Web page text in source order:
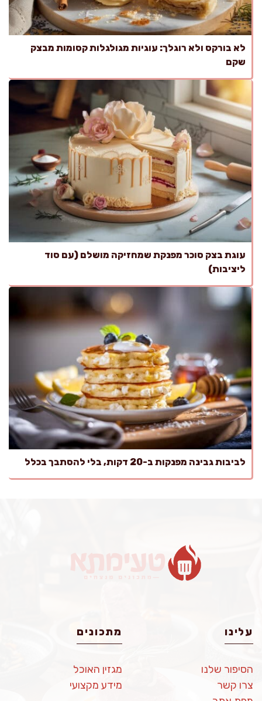
לא בורקס ולא רוגלך: עוגיות מגולגלות קסומות מבצק
שקם
עוגת בצק סוכר מפנקת שמחזיקה מושלם (עם סוד
ליציבות)
לביבות גבינה מפנקות ב-20 דקות, בלי להסתבך בכלל
עלינו
הסיפור שלנו
צרו קשר
מתכונים
מגזין האוכל
מידע מקצועי